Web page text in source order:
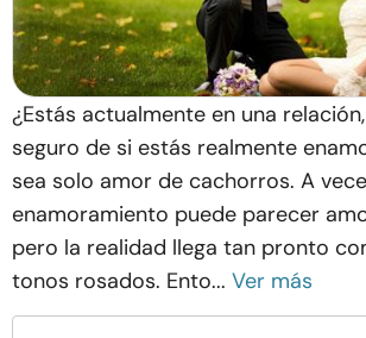
¿Estás actualmente en una
seguro de si estás realmente
sea solo amor de cachorros. A
enamoramiento puede parecer
pero la realidad llega tan pronto
tonos rosados. Ento... Ver más